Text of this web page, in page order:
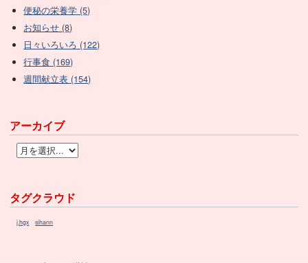
便秘の栄養学 (5)
お知らせ (8)
日々いろいろ (122)
行事食 (169)
週間献立表 (154)
アーカイブ
タグクラウド
j.hgx sihann